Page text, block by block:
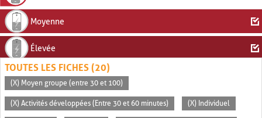
Moyenne
Élevée
TOUTES LES FICHES (20)
(X) Moyen groupe (entre 30 et 100)
(X) Activités développées (Entre 30 et 60 minutes) (X) Individuel